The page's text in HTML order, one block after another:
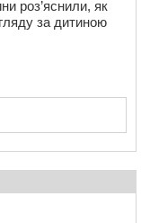
роз’яснили, як
за дитиною